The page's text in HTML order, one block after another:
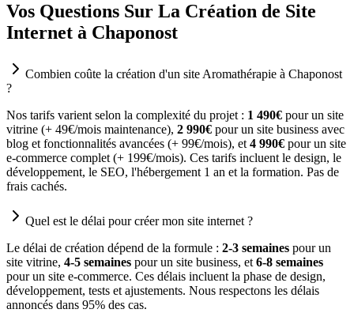
Vos Questions Sur La Création de Site
Internet à Chaponost
Combien coûte la création d'un site Aromathérapie à Chaponost
?
Nos tarifs varient selon la complexité du projet : 1 490€ pour un site
vitrine (+ 49€/mois maintenance), 2 990€ pour un site business avec
blog et fonctionnalités avancées (+ 99€/mois), et 4 990€ pour un site
e-commerce complet (+ 199€/mois). Ces tarifs incluent le design, le
développement, le SEO, l'hébergement 1 an et la formation. Pas de
frais cachés.
Quel est le délai pour créer mon site internet ?
Le délai de création dépend de la formule : 2-3 semaines pour un
site vitrine, 4-5 semaines pour un site business, et 6-8 semaines
pour un site e-commerce. Ces délais incluent la phase de design,
développement, tests et ajustements. Nous respectons les délais
annoncés dans 95% des cas.